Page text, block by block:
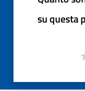
su questa